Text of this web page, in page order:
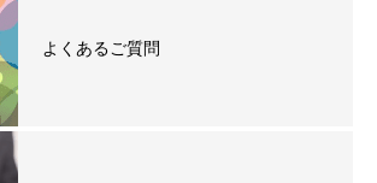
よくあるご質問